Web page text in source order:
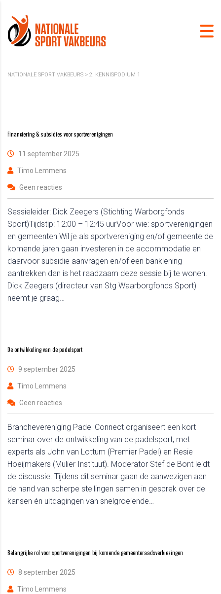
NATIONALE SPORT VAKBEURS > 2. KENNISPODIUM 1
Financiering & subsidies voor sportverenigingen
11 september 2025
Timo Lemmens
Geen reacties
Sessieleider: Dick Zeegers (Stichting Warborgfonds
Sport)Tijdstip: 12:00 – 12:45 uurVoor wie: sportverenigingen
en gemeenten Wil je als sportvereniging en/of gemeente de
komende jaren gaan investeren in de accommodatie en
daarvoor subsidie aanvragen en/of een banklening
aantrekken dan is het raadzaam deze sessie bij te wonen.
Dick Zeegers (directeur van Stg Waarborgfonds Sport)
neemt je graag…
De ontwikkeling van de padelsport
9 september 2025
Timo Lemmens
Geen reacties
Branchevereniging Padel Connect organiseert een kort
seminar over de ontwikkeling van de padelsport, met
experts als John van Lottum (Premier Padel) en Resie
Hoeijmakers (Mulier Instituut). Moderator Stef de Bont leidt
de discussie. Tijdens dit seminar gaan de aanwezigen aan
de hand van scherpe stellingen samen in gesprek over de
kansen én uitdagingen van snelgroeiende…
Belangrijke rol voor sportverenigingen bij komende gemeenteraadsverkiezingen
8 september 2025
Timo Lemmens